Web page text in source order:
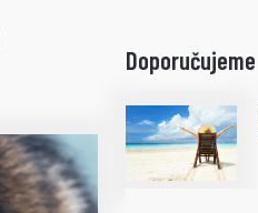
Doporučujeme